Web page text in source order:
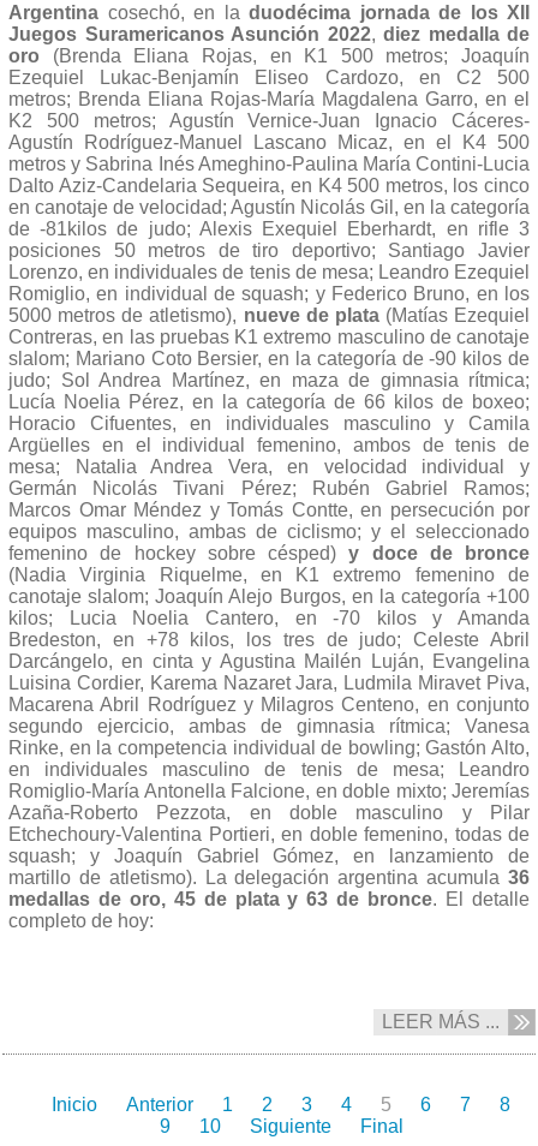
Argentina cosechó, en la duodécima jornada de los XII
Juegos Suramericanos Asunción 2022, diez medalla de
oro (Brenda Eliana Rojas, en K1 500 metros; Joaquín
Ezequiel Lukac-Benjamín Eliseo Cardozo, en C2 500
metros; Brenda Eliana Rojas-María Magdalena Garro, en el
K2 500 metros; Agustín Vernice-Juan Ignacio Cáceres-
Agustín Rodríguez-Manuel Lascano Micaz, en el K4 500
metros y Sabrina Inés Ameghino-Paulina María Contini-Lucia
Dalto Aziz-Candelaria Sequeira, en K4 500 metros, los cinco
en canotaje de velocidad; Agustín Nicolás Gil, en la categoría
de -81kilos de judo; Alexis Exequiel Eberhardt, en rifle 3
posiciones 50 metros de tiro deportivo; Santiago Javier
Lorenzo, en individuales de tenis de mesa; Leandro Ezequiel
Romiglio, en individual de squash; y Federico Bruno, en los
5000 metros de atletismo), nueve de plata(Matías Ezequiel
Contreras, en las pruebas K1 extremo masculino de canotaje
slalom; Mariano Coto Bersier, en la categoría de -90 kilos de
judo; Sol Andrea Martínez, en maza de gimnasia rítmica;
Lucía Noelia Pérez, en la categoría de 66 kilos de boxeo;
Horacio Cifuentes, en individuales masculino y Camila
Argüelles en el individual femenino, ambos de tenis de
mesa; Natalia Andrea Vera, en velocidad individual y
Germán Nicolás Tivani Pérez; Rubén Gabriel Ramos;
Marcos Omar Méndez y Tomás Contte, en persecución por
equipos masculino, ambas de ciclismo; y el seleccionado
femenino de hockey sobre césped)y doce de bronce
(Nadia Virginia Riquelme, en K1 extremo femenino de
canotaje slalom; Joaquín Alejo Burgos, en la categoría +100
kilos; Lucia Noelia Cantero, en -70 kilos y Amanda
Bredeston, en +78 kilos, los tres de judo; Celeste Abril
Darcángelo, en cinta y Agustina Mailén Luján, Evangelina
Luisina Cordier, Karema Nazaret Jara, Ludmila Miravet Piva,
Macarena Abril Rodríguez y Milagros Centeno, en conjunto
segundo ejercicio, ambas de gimnasia rítmica; Vanesa
Rinke, en la competencia individual de bowling; Gastón Alto,
en individuales masculino de tenis de mesa; Leandro
Romiglio-María Antonella Falcione, en doble mixto; Jeremías
Azaña-Roberto Pezzota, en doble masculino y Pilar
Etchechoury-Valentina Portieri, en doble femenino, todas de
squash; y Joaquín Gabriel Gómez, en lanzamiento de
martillo de atletismo). La delegación argentina acumula 36
medallas de oro, 45 de plata y 63 de bronce. El detalle
completo de hoy:
LEER MÁS ...
Inicio Anterior 1 2 3 4 5 6 7
8
9
10 Siguiente Final